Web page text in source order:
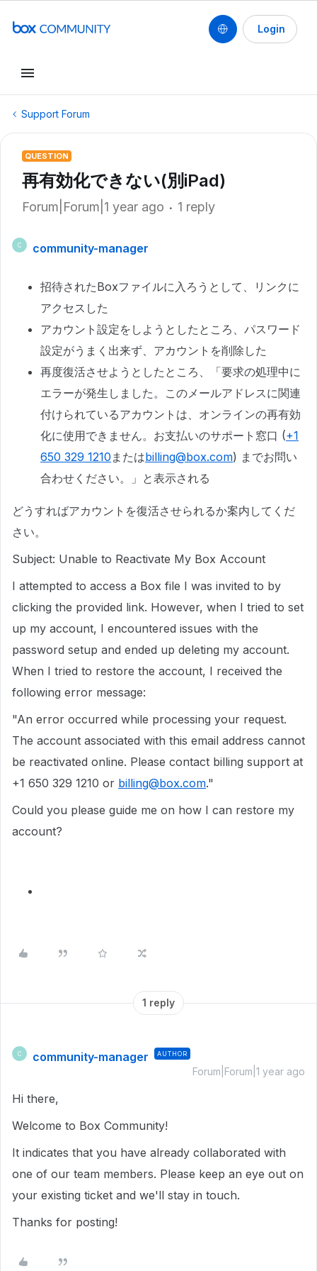
Login
Support Forum
QUESTION
再有効化できない(別iPad)
Forum|Forum|1 year ago 1 reply
C community-manager
招待されたBoxファイルに入ろうとして、リンクに
アクセスした
アカウント設定をしようとしたところ、パスワード
設定がうまく出来ず、アカウントを削除した
再度復活させようとしたところ、「要求の処理中に
エラーが発生しました。このメールアドレスに関連
付けられているアカウントは、オンラインの再有効
化に使用できません。お支払いのサポート窓口 (+1
650 329 1210 またはbilling@box.com) までお問い
合わせください。」と表示される
どうすればアカウントを復活させられるか案内してくだ
さい。
Subject: Unable to Reactivate My Box Account
I attempted to access a Box file I was invited to by
clicking the provided link. However, when I tried to set
up my account, I encountered issues with the
password setup and ended up deleting my account.
When I tried to restore the account, I received the
following error message:
"An error occurred while processing your request.
The account associated with this email address cannot
be reactivated online. Please contact billing support at
+1 650 329 1210 or billing@box.com."
Could you please guide me on how I can restore my
account?
1 reply
C community-manager AUTHOR
Forum|Forum|1 year ago
Hi there,
Welcome to Box Community!
It indicates that you have already collaborated with
one of our team members. Please keep an eye out on
your existing ticket and we'll stay in touch.
Thanks for posting!